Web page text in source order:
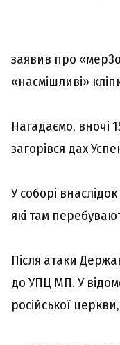
заявив про
«насмішливі»
Нагадаємо, вночі
загорівся дах
У соборі
які там
Після атаки
до УПЦ МП. У
російської